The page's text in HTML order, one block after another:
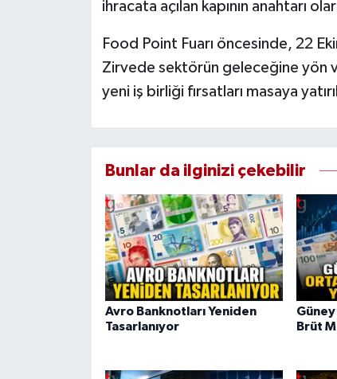
ihracata açılan kapının anahtarı
Food Point Fuarı öncesinde, 22
Zirvede sektörün geleceğine yön
yeni iş birliği fırsatları masaya
Bunlar da ilginizi çekebilir
Avro Banknotları Yeniden
Tasarlanıyor
Güney
Brüt